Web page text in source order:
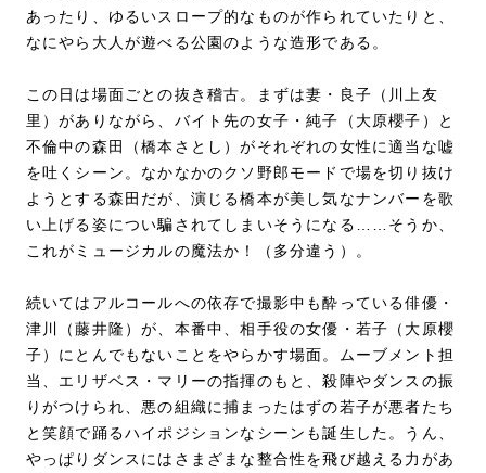
あったり、ゆるいスロープ的なものが作られていたりと、
なにやら大人が遊べる公園のような造形である。
この日は場面ごとの抜き稽古。まずは妻・良子（川上友
里）がありながら、バイト先の女子・純子（大原櫻子）と
不倫中の森田（橋本さとし）がそれぞれの女性に適当な嘘
を吐くシーン。なかなかのクソ野郎モードで場を切り抜け
ようとする森田だが、演じる橋本が美し気なナンバーを歌
い上げる姿につい騙されてしまいそうになる……そうか、
これがミュージカルの魔法か！（多分違う）。
続いてはアルコールへの依存で撮影中も酔っている俳優・
津川（藤井隆）が、本番中、相手役の女優・若子（大原櫻
子）にとんでもないことをやらかす場面。ムーブメント担
当、エリザベス・マリーの指揮のもと、殺陣やダンスの振
りがつけられ、悪の組織に捕まったはずの若子が悪者たち
と笑顔で踊るハイポジションなシーンも誕生した。うん、
やっぱりダンスにはさまざまな整合性を飛び越える力があ